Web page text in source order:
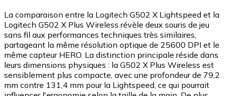
La comparaison entre la Logitech G502 X Lightspeed et la
Logitech G502 X Plus Wireless révèle deux souris de jeu
sans fil aux performances techniques très similaires,
partageant la même résolution optique de 25600 DPI et le
même capteur HERO. La distinction principale réside dans
leurs dimensions physiques : la G502 X Plus Wireless est
sensiblement plus compacte, avec une profondeur de 79,2
mm contre 131,4 mm pour la Lightspeed, ce qui pourrait